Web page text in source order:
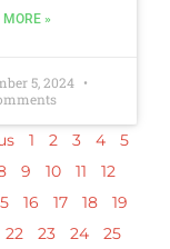
MORE »
5, 2024
1 2 3 4
5
9 10 11
12
16 17 18
19
22 23 24
25